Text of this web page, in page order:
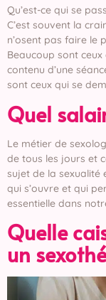
Qu’est-ce qui se
C’est souvent la
n’osent pas faire le
Beaucoup sont
contenu d’une
sont ceux qui se
Quel
Le métier de
de tous les jours et
sujet de la sexualité
qui s’ouvre et qui
essentielle dans
Quelle
un